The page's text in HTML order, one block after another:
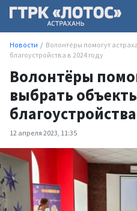
Новости
Волонтёры помогут
благоустройства в 2024 году
Волонтёры
выбрать
12 апреля 2023, 11:35